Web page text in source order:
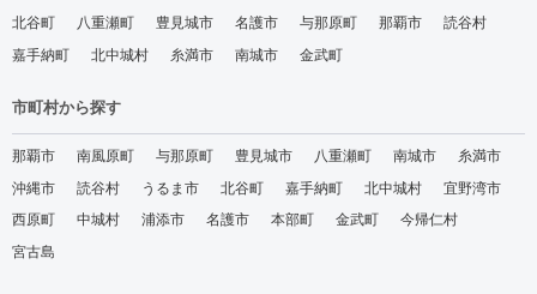
北谷町
八重瀬町 豊見城市 名護市 与那原町 那覇市
読谷村
嘉手納町
北中城村 糸満市 南城市 金武町
市町村から探す
那覇市 南風原町 与那原町 豊見城市 八重瀬町 南城市
糸満市
沖縄市
読谷村 うるま市 北谷町 嘉手納町 北中城村
宜野湾市
西原町
中城村 浦添市 名護市 本部町 金武町
今帰仁村
宮古島